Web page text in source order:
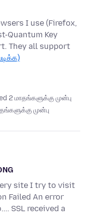
I use (Firefox,
Quantum Key
They all support
2 மாதங்களுக்கு முன்பு
முன்பு
site I try to visit
Failed An error
SSL received a